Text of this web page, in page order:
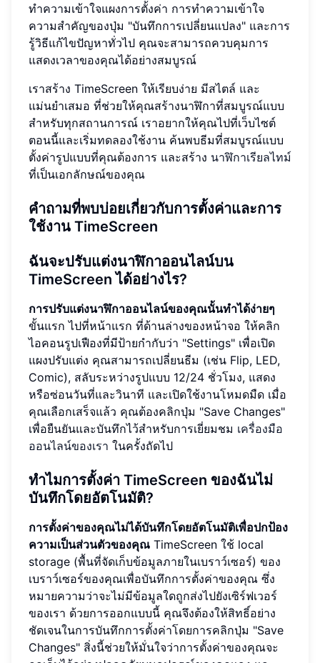
ทำความเข้าใจแผงการตั้งค่า การทำความเข้าใจ
ความสำคัญของปุ่ม "บันทึกการเปลี่ยนแปลง" และการ
รู้วิธีแก้ไขปัญหาทั่วไป คุณจะสามารถควบคุมการ
แสดงเวลาของคุณได้อย่างสมบูรณ์
เราสร้าง TimeScreen ให้เรียบง่าย มีสไตล์ และ
แม่นยำเสมอ ที่ช่วยให้คุณสร้างนาฬิกาที่สมบูรณ์แบบ
สำหรับทุกสถานการณ์ เราอยากให้คุณไปที่เว็บไซต์
ตอนนี้และเริ่มทดลองใช้งาน ค้นพบธีมที่สมบูรณ์แบบ
ตั้งค่ารูปแบบที่คุณต้องการ และสร้าง นาฬิกาเรียลไทม์
ที่เป็นเอกลักษณ์ของคุณ
คำถามที่พบบ่อยเกี่ยวกับการตั้งค่าและการ
ใช้งาน TimeScreen
ฉันจะปรับแต่งนาฬิกาออนไลน์บน
TimeScreen ได้อย่างไร?
การปรับแต่งนาฬิกาออนไลน์ของคุณนั้นทำได้ง่ายๆ
ขั้นแรก ไปที่หน้าแรก ที่ด้านล่างของหน้าจอ ให้คลิก
ไอคอนรูปเฟืองที่มีป้ายกำกับว่า "Settings" เพื่อเปิด
แผงปรับแต่ง คุณสามารถเปลี่ยนธีม (เช่น Flip, LED,
Comic), สลับระหว่างรูปแบบ 12/24 ชั่วโมง, แสดง
หรือซ่อนวันที่และวินาที และเปิดใช้งานโหมดมืด เมื่อ
คุณเลือกเสร็จแล้ว คุณต้องคลิกปุ่ม "Save Changes"
เพื่อยืนยันและบันทึกไว้สำหรับการเยี่ยมชม เครื่องมือ
ออนไลน์ของเรา ในครั้งถัดไป
ทำไมการตั้งค่า TimeScreen ของฉันไม่
บันทึกโดยอัตโนมัติ?
การตั้งค่าของคุณไม่ได้บันทึกโดยอัตโนมัติเพื่อปกป้อง
ความเป็นส่วนตัวของคุณ TimeScreen ใช้ local
storage (พื้นที่จัดเก็บข้อมูลภายในเบราว์เซอร์) ของ
เบราว์เซอร์ของคุณเพื่อบันทึกการตั้งค่าของคุณ ซึ่ง
หมายความว่าจะไม่มีข้อมูลใดถูกส่งไปยังเซิร์ฟเวอร์
ของเรา ด้วยการออกแบบนี้ คุณจึงต้องให้สิทธิ์อย่าง
ชัดเจนในการบันทึกการตั้งค่าโดยการคลิกปุ่ม "Save
Changes" สิ่งนี้ช่วยให้มั่นใจว่าการตั้งค่าของคุณจะ